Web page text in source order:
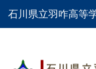
石川県立羽咋高等